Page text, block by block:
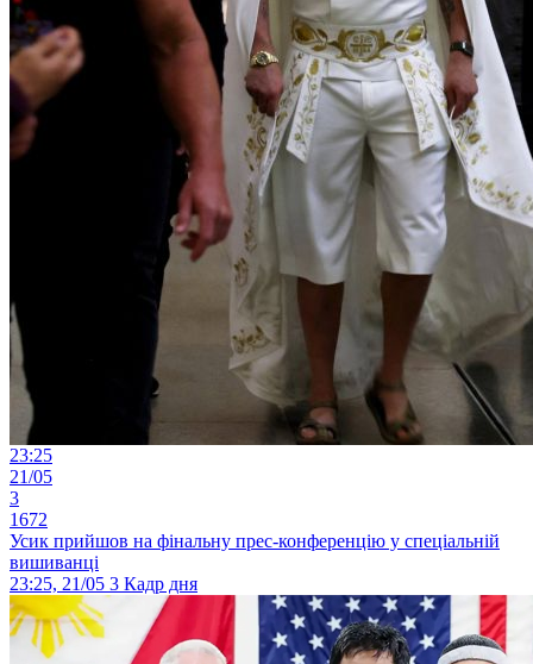
23:25
21/05
3
1672
Усик прийшов на фінальну прес-конференцію у спеціальній
вишиванці
23:25, 21/05 3 Кадр дня